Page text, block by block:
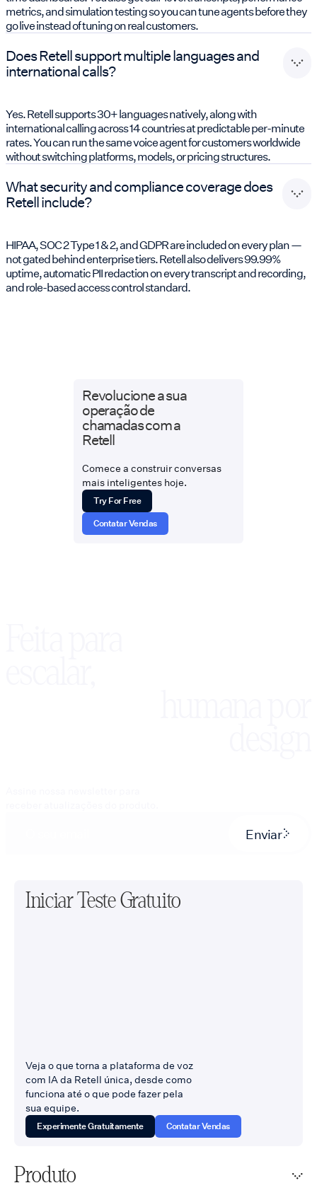
metrics, and simulation testing so you can tune agents before they
go live instead of tuning on real customers.
Does Retell support multiple languages and
international calls?
Yes. Retell supports 30+ languages natively, along with
international calling across 14 countries at predictable per-minute
rates. You can run the same voice agent for customers worldwide
without switching platforms, models, or pricing structures.
What security and compliance coverage does
Retell include?
HIPAA, SOC 2 Type 1 & 2, and GDPR are included on every plan —
not gated behind enterprise tiers. Retell also delivers 99.99%
uptime, automatic PII redaction on every transcript and recording,
and role-based access control standard.
Revolucione a sua
operação de
chamadas com a
Retell
Comece a construir conversas
mais inteligentes hoje.
Try For Free
Contatar Vendas
Enviar
Iniciar Teste Gratuito
Veja o que torna a plataforma de voz
com IA da Retell única, desde como
funciona até o que pode fazer pela
sua equipe.
Experimente Gratuitamente Contatar Vendas
Produto